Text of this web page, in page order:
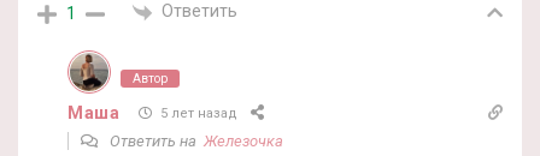
1 Ответить
Автор
Маша 5 лет назад
Ответить на Железочка